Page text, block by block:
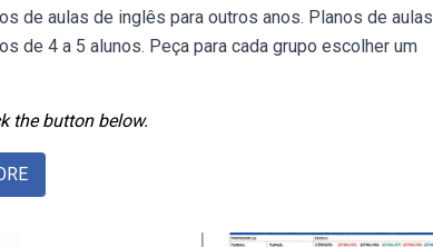
de aulas de inglês para outros anos. Planos de aulas
de 4 a 5 alunos. Peça para cada grupo escolher um
the button below.